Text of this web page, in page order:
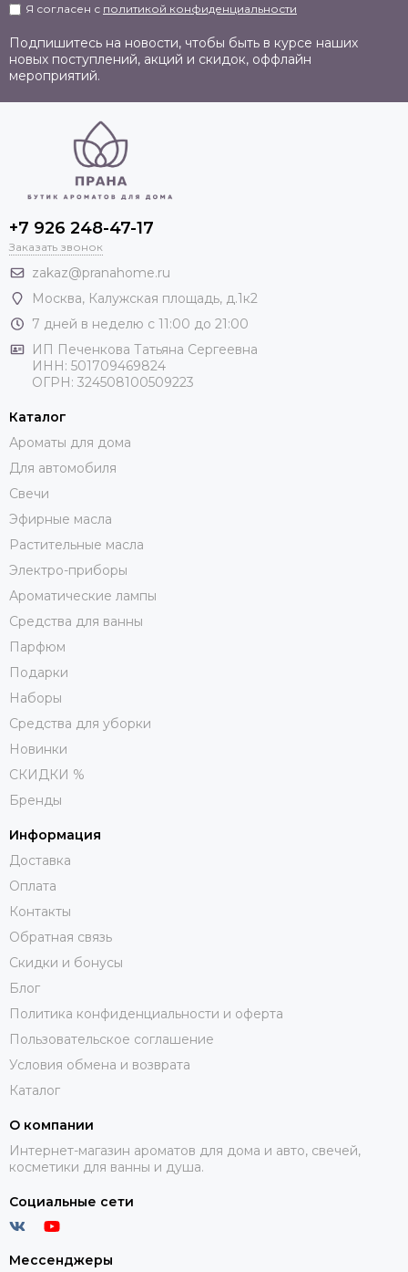
Я согласен с политикой конфиденциальности
Подпишитесь на новости, чтобы быть в курсе наших
новых поступлений, акций и скидок, оффлайн
мероприятий.
+7 926 248-47-17
Заказать звонок
zakaz@pranahome.ru
Москва, Калужская площадь, д.1к2
7 дней в неделю с 11:00 до 21:00
ИП Печенкова Татьяна Сергеевна
ИНН: 501709469824
ОГРН: 324508100509223
Каталог
Ароматы для дома
Для автомобиля
Свечи
Эфирные масла
Растительные масла
Электро-приборы
Ароматические лампы
Средства для ванны
Парфюм
Подарки
Наборы
Средства для уборки
Новинки
СКИДКИ %
Бренды
Информация
Доставка
Оплата
Контакты
Обратная связь
Скидки и бонусы
Блог
Политика конфиденциальности и оферта
Пользовательское соглашение
Условия обмена и возврата
Каталог
О компании
Интернет-магазин ароматов для дома и авто, свечей,
косметики для ванны и душа.
Социальные сети
Мессенджеры